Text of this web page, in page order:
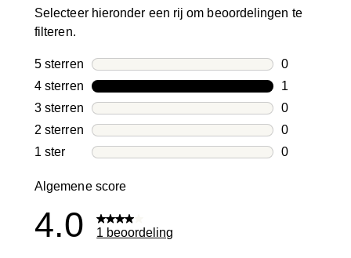
Selecteer hieronder een rij om beoordelingen te
filteren.
5 sterren sterren
0
0
4 sterren sterren
1
1
3 sterren sterren
0
0
2 sterren sterren
0
0
1 ster sterren
0
Algemene score
4.0 1 beoordeling